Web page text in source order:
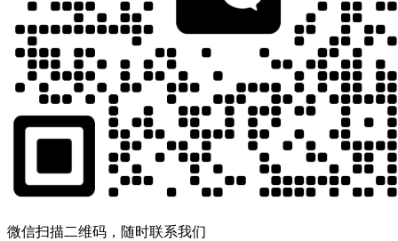
微信扫描二维码，随时联系我们